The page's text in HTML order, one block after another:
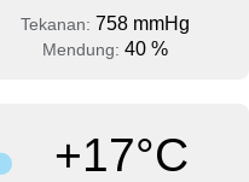
Tekanan: 758 mmHg
Mendung: 40 %
+17°C